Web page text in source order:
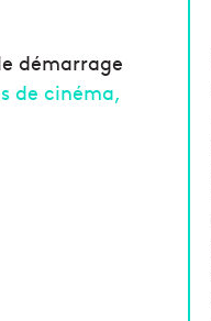
démarrage
de cinéma,